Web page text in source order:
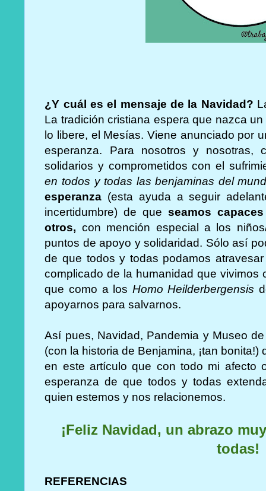
¿Y cuál es el mensaje de la Navidad?
La tradición cristiana espera que nazca
lo libere, el Mesías. Viene anunciado por
esperanza. Para nosotros y nosotras,
solidarios y comprometidos con el
en todos y todas las benjaminas del
esperanza (esta ayuda a seguir
incertidumbre) de queseamos
otros, con mención especial a los
puntos de apoyo y solidaridad. Sólo así
de que todos y todas podamos
complicado de la humanidad que vivimos
que como a los Homo Heilderbergensis
apoyarnos para salvarnos.
Así pues, Navidad, Pandemia y Museo
(con la historia de Benjamina, ¡tan
en este artículo que con todo mi afecto
esperanza de que todos y todas
quien estemos y nos relacionemos.
¡Feliz Navidad, un abrazo
todas!
REFERENCIAS